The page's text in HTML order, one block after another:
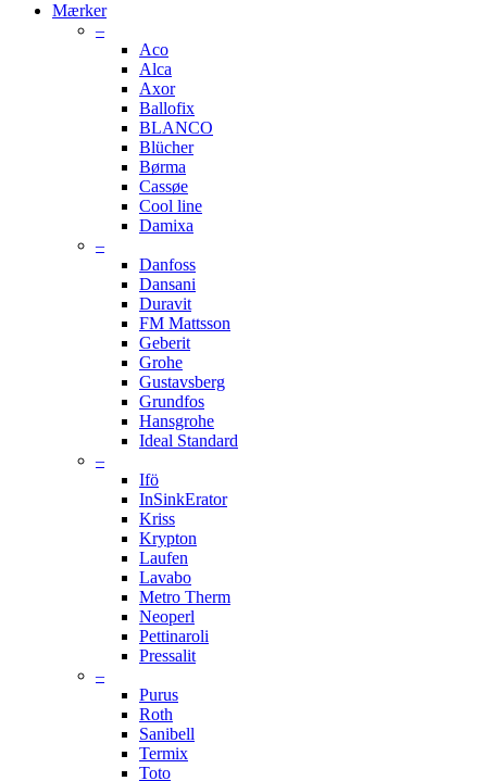
Mærker
–
Aco
Alca
Axor
Ballofix
BLANCO
Blücher
Børma
Cassøe
Cool line
Damixa
–
Danfoss
Dansani
Duravit
FM Mattsson
Geberit
Grohe
Gustavsberg
Grundfos
Hansgrohe
Ideal Standard
–
Ifö
InSinkErator
Kriss
Krypton
Laufen
Lavabo
Metro Therm
Neoperl
Pettinaroli
Pressalit
–
Purus
Roth
Sanibell
Termix
Toto